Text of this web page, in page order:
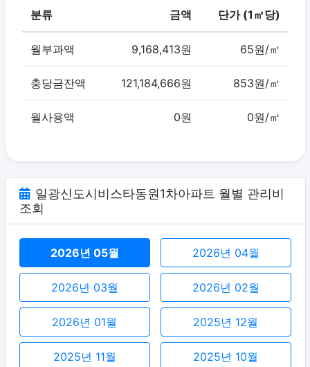
분류 금액 단가 (1㎡당)
월부과액 9,168,413원 65원/㎡
충당금잔액 121,184,666원 853원/㎡
월사용액 0원 0원/㎡
일광신도시비스타동원1차아파트 월별 관리비
조회
2026년 05월 2026년 04월
2026년 03월 2026년 02월
2026년 01월 2025년 12월
2025년 11월 2025년 10월